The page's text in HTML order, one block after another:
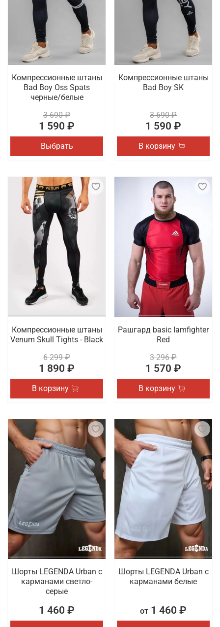
Компрессионные штаны
Bad Boy Oss Spats
черные/белые
3 690 ₽
1 590 ₽
Выбрать
Компрессионные штаны
Bad Boy SK
3 690 ₽
1 590 ₽
В корзину
Компрессионные штаны
Venum Skull Tights - Black
6 299 ₽
1 890 ₽
В корзину
Рашгард basic Iamfighter
Red
3 296 ₽
1 570 ₽
В корзину
Шорты LEGENDA Urban c
карманами светло-
серые
1 460 ₽
Шорты LEGENDA Urban c
карманами белые
от 1 460 ₽